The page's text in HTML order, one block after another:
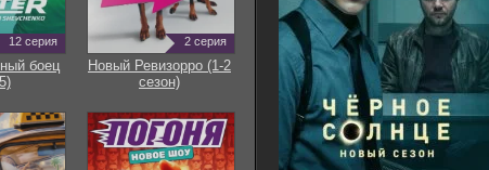
12 серия
боец
2 серия
Новый Ревизорро (1-2
сезон)